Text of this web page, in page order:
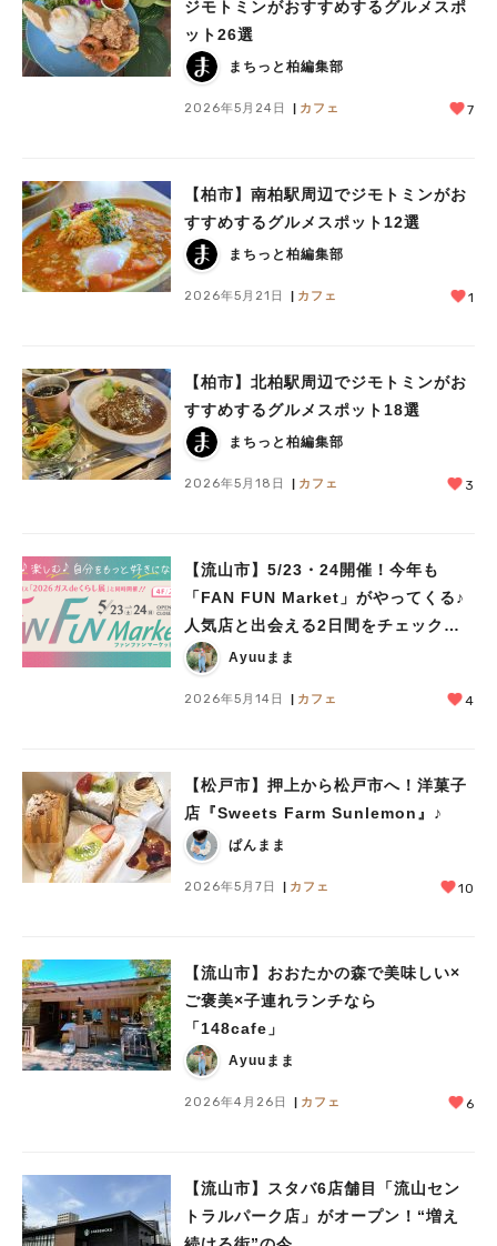
ジモトミンがおすすめするグルメスポ
ット26選
まちっと柏編集部
2026年5月24日 カフェ 7
【柏市】南柏駅周辺でジモトミンがお
すすめするグルメスポット12選
まちっと柏編集部
2026年5月21日 カフェ 1
【柏市】北柏駅周辺でジモトミンがお
すすめするグルメスポット18選
まちっと柏編集部
2026年5月18日 カフェ 3
【流山市】5/23・24開催！今年も
「FAN FUN Market」がやってくる♪
人気店と出会える2日間をチェックし
よう♩Ayuuまま
2026年5月14日 カフェ 4
【松戸市】押上から松戸市へ！洋菓子
店『Sweets Farm Sunlemon』♪
ぱんまま
2026年5月7日 カフェ 10
【流山市】おおたかの森で美味しい×
ご褒美×子連れランチなら
「148cafe」
Ayuuまま
2026年4月26日 カフェ 6
【流山市】スタバ6店舗目「流山セン
トラルパーク店」がオープン！“増え